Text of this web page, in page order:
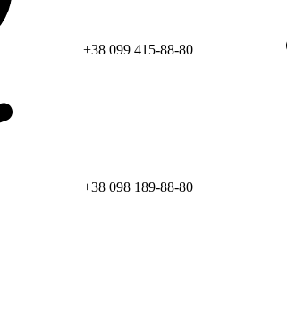
+38 099 415-88-80
+38 098 189-88-80